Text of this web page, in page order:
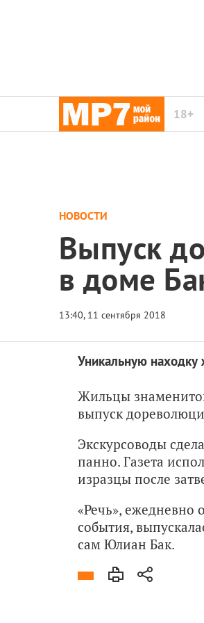
18+
НОВОСТИ
Выпуск
в доме
Уникальную находку
Жильцы
выпуск
Экскурсоводы
панно. Газета
изразцы после
«Речь», ежедневно
события,
сам Юлиан Бак.